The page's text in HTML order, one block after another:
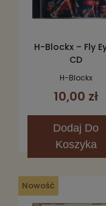
H-Blockx – Fly
CD
H-Blockx
10,00 zł
Dodaj Do
Koszyka
Nowość